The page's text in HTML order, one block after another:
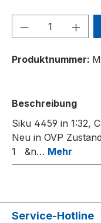
Produkt
Produktnummer:
Beschreibung
Siku 4459 in 1:32,
Neu in OVP
1 &n… Mehr
Service-Hotline